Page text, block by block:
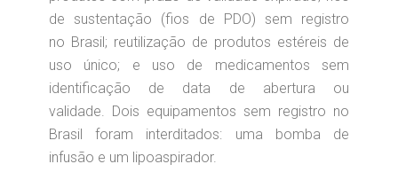
de sustentação (fios de PDO) sem registro
no Brasil; reutilização de produtos estéreis de
uso único; e uso de ⁠medicamentos sem
identificação de data de abertura ou
validade. Dois equipamentos sem registro no
Brasil foram interditados: uma bomba de
infusão e um lipoaspirador.